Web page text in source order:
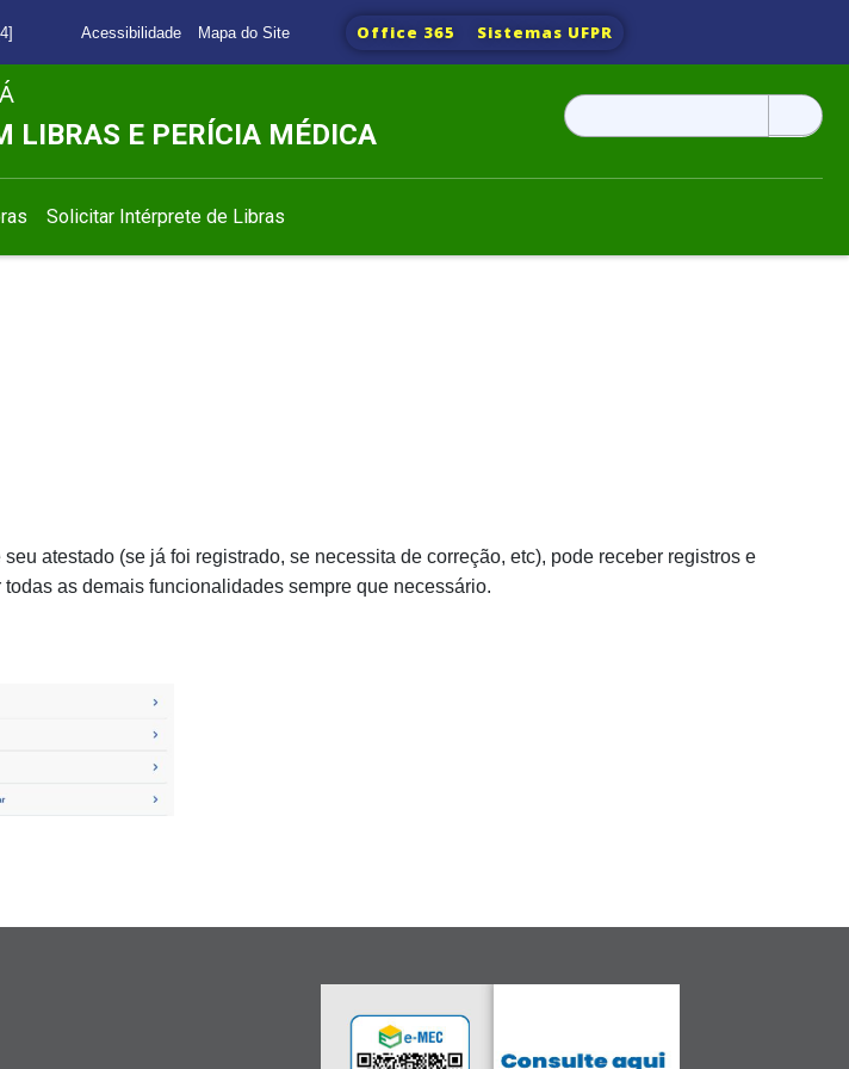
Acessibilidade Mapa do Site Office 365 Sistemas UFPR
LIBRAS E PERÍCIA MÉDICA
Pesquisar
por:
Solicitar Intérprete de Libras
atestado (se já foi registrado, se necessita de correção, etc), pode receber registros e
as demais funcionalidades sempre que necessário.